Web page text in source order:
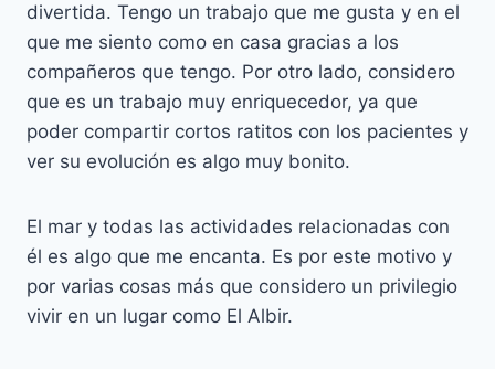
divertida. Tengo un trabajo que me gusta y en el
que me siento como en casa gracias a los
compañeros que tengo. Por otro lado, considero
que es un trabajo muy enriquecedor, ya que
poder compartir cortos ratitos con los pacientes y
ver su evolución es algo muy bonito.
El mar y todas las actividades relacionadas con
él es algo que me encanta. Es por este motivo y
por varias cosas más que considero un privilegio
vivir en un lugar como El Albir.